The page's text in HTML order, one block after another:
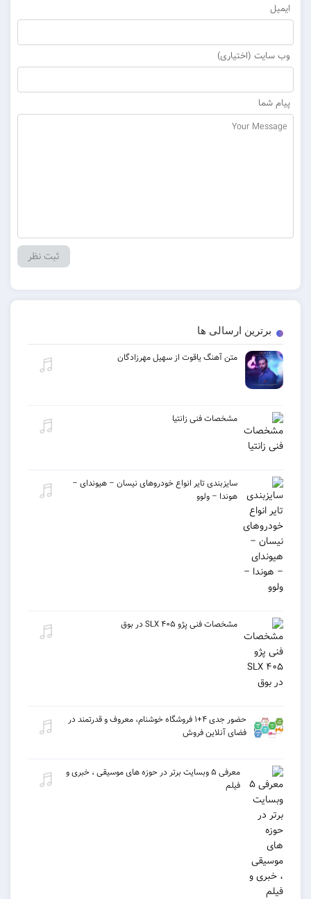
ایمیل
وب سایت (اختیاری)
پیام شما
برترین ارسالی ها
متن آهنگ یاقوت از سهیل مهرزادگان
مشخصات فنی زانتیا
سایزبندی تایر انواع خودروهای نیسان – هیوندای –
هوندا – ولوو
مشخصات فنی پژو ۴۰۵ SLX در بوق
حضور جدی ۴+۱ فروشگاه خوشنام، معروف و قدرتمند در
فضای آنلاین فروش
معرفی ۵ وبسایت برتر در حوزه های موسیقی ، خبری و
فیلم